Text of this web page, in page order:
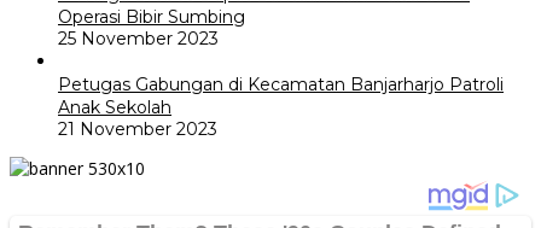
Operasi Bibir Sumbing
25 November 2023
Petugas Gabungan di Kecamatan Banjarharjo Patroli
Anak Sekolah
21 November 2023